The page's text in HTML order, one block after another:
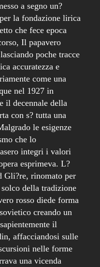
a segno un?
la fondazione lirica
che fece epoca
Il papavero
poche tracce
accuratezza e
come una
nel 1927 in
il decennale della
con s? tutta una
le esigenze
che lo
integri i valori
esprimeva. L?
Gli?re, rinomato per
della tradizione
rosso diede forma
creando un
il
affacciandosi sulle
nelle forme
una vicenda